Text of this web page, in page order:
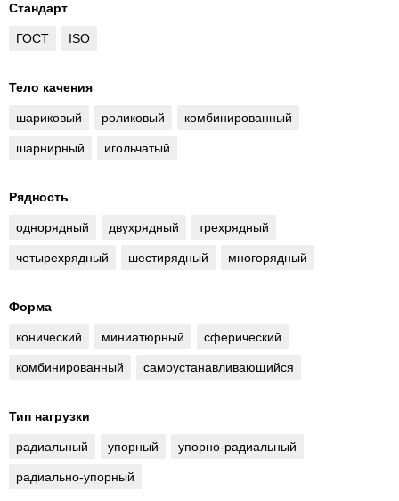
Стандарт
ГОСТ ISO
Тело качения
шариковый роликовый комбинированный
шарнирный игольчатый
Рядность
однорядный двухрядный трехрядный
четырехрядный шестирядный многорядный
Форма
конический миниатюрный сферический
комбинированный самоустанавливающийся
Тип нагрузки
радиальный упорный упорно-радиальный
радиально-упорный